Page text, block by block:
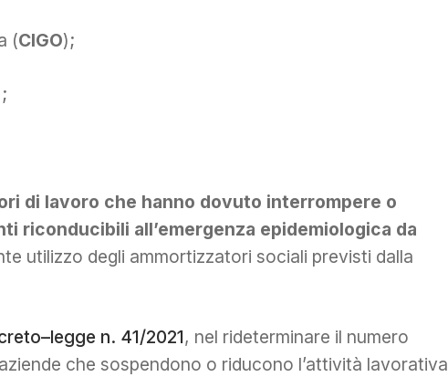
(CIGO);
di lavoro che hanno dovuto interrompere o
riconducibili all’emergenza epidemiologica da
utilizzo degli ammortizzatori sociali previsti dalla
n. 41/2021, nel rideterminare il numero
che sospendono o riducono l’attività lavorativa